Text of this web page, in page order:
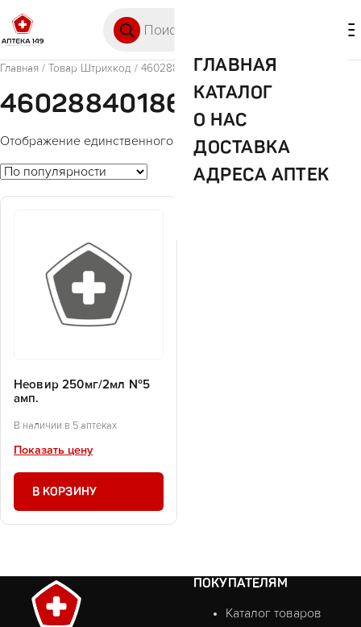
ГЛАВНАЯ
КАТАЛОГ
О НАС
ДОСТАВКА
АДРЕСА АПТЕК
Главная / Товар Штрихкод / 4602884018650
4602884018650
Отображение единственного товара
Неовир 250мг/2мл №5
амп.
В наличии в 5 аптеках
Показать цену
В КОРЗИНУ
ПОКУПАТЕЛЯМ
Каталог товаров